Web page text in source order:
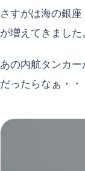
さすがは海の銀
が増えてきました
あの内航タンカ
だったらなぁ・・